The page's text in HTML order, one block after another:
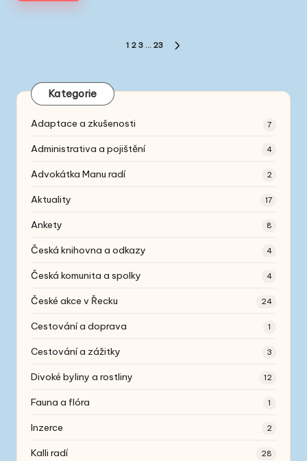
Stránkování
1 2 3 … 23
Kategorie
Adaptace a zkušenosti 7
Administrativa a pojištění 4
Advokátka Manu radí 2
Aktuality 17
Ankety 8
Česká knihovna a odkazy 4
Česká komunita a spolky 4
České akce v Řecku 24
Cestování a doprava 1
Cestování a zážitky 3
Divoké byliny a rostliny 12
Fauna a flóra 1
Inzerce 2
Kalli radí 28